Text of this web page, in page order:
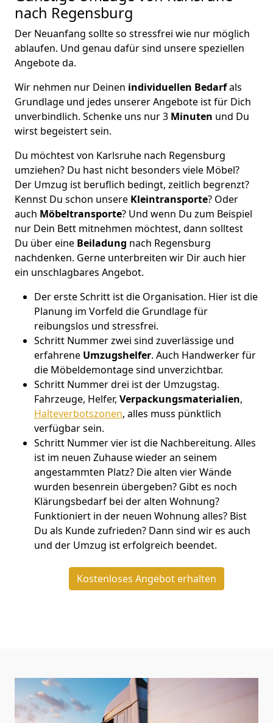
nach Regensburg
Der Neuanfang sollte so stressfrei wie nur möglich
ablaufen. Und genau dafür sind unsere speziellen
Angebote da.
Wir nehmen nur Deinen individuellen Bedarfals
Grundlage und jedes unserer Angebote ist für Dich
unverbindlich. Schenke uns nur 3 Minuten und Du
wirst begeistert sein.
Du möchtest von Karlsruhe nach Regensburg
umziehen? Du hast nicht besonders viele Möbel?
Der Umzug ist beruflich bedingt, zeitlich begrenzt?
Kennst Du schon unsere Kleintransporte? Oder
auch Möbeltransporte? Und wenn Du zum Beispiel
nur Dein Bett mitnehmen möchtest, dann solltest
Du über eine Beiladung nach Regensburg
nachdenken. Gerne unterbreiten wir Dir auch hier
ein unschlagbares Angebot.
Der erste Schritt ist die Organisation. Hier ist die
Planung im Vorfeld die Grundlage für
reibungslos und stressfrei.
Schritt Nummer zwei sind zuverlässige und
erfahrene Umzugshelfer. Auch Handwerker für
die Möbeldemontage sind unverzichtbar.
Schritt Nummer drei ist der Umzugstag.
Fahrzeuge, Helfer, Verpackungsmaterialien,
Halteverbotszonen, alles muss pünktlich
verfügbar sein.
Schritt Nummer vier ist die Nachbereitung. Alles
ist im neuen Zuhause wieder an seinem
angestammten Platz? Die alten vier Wände
wurden besenrein übergeben? Gibt es noch
Klärungsbedarf bei der alten Wohnung?
Funktioniert in der neuen Wohnung alles? Bist
Du als Kunde zufrieden? Dann sind wir es auch
und der Umzug ist erfolgreich beendet.
Kostenloses Angebot erhalten